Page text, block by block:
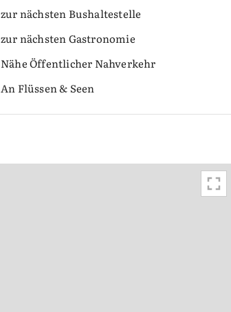
zur nächsten Bushaltestelle
zur nächsten Gastronomie
Nähe Öffentlicher Nahverkehr
An Flüssen & Seen